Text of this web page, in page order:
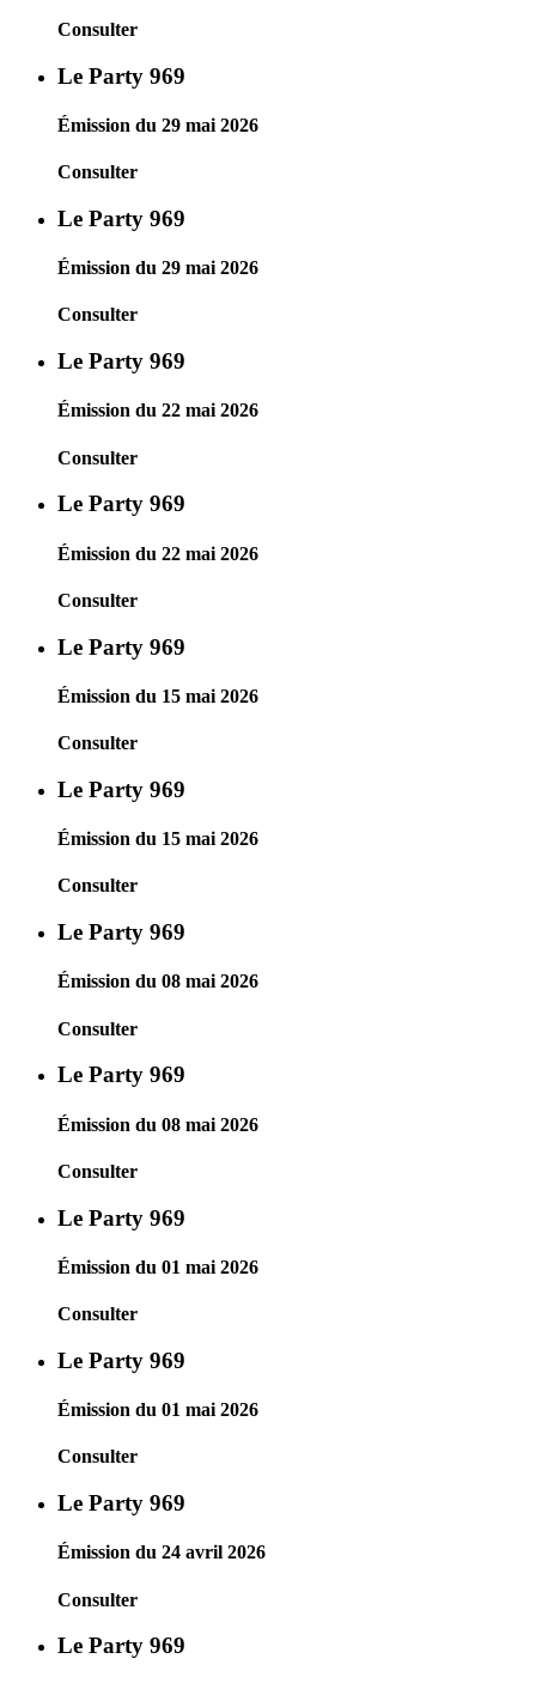
Consulter
Le Party 969
Émission du 29 mai 2026
Consulter
Le Party 969
Émission du 29 mai 2026
Consulter
Le Party 969
Émission du 22 mai 2026
Consulter
Le Party 969
Émission du 22 mai 2026
Consulter
Le Party 969
Émission du 15 mai 2026
Consulter
Le Party 969
Émission du 15 mai 2026
Consulter
Le Party 969
Émission du 08 mai 2026
Consulter
Le Party 969
Émission du 08 mai 2026
Consulter
Le Party 969
Émission du 01 mai 2026
Consulter
Le Party 969
Émission du 01 mai 2026
Consulter
Le Party 969
Émission du 24 avril 2026
Consulter
Le Party 969